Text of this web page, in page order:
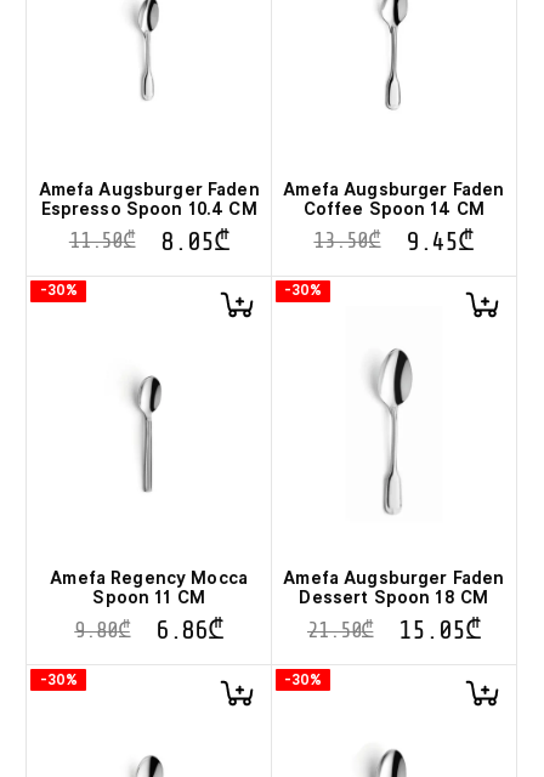
Amefa Augsburger Faden
Espresso Spoon 10.4 CM
11.50₾ 8.05₾
Amefa Augsburger Faden
Coffee Spoon 14 CM
13.50₾ 9.45₾
-30%
Amefa Regency Mocca
Spoon 11 CM
9.80₾ 6.86₾
-30%
Amefa Augsburger Faden
Dessert Spoon 18 CM
21.50₾ 15.05₾
-30% -30%